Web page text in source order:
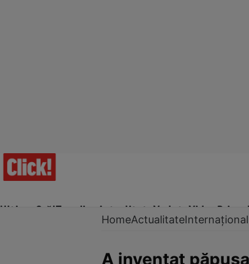
Ultima Oră!Trending Actualitate Vedete Video Prime
HomeActualitateInternațional
A inventat